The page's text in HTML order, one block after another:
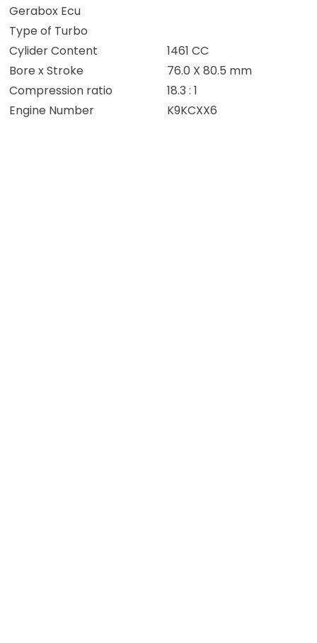
Gerabox Ecu
Type of Turbo
Cylider Content
1461 CC
Bore x Stroke
76.0 X 80.5 mm
Compression ratio
18.3 : 1
Engine Number
K9KCXX6